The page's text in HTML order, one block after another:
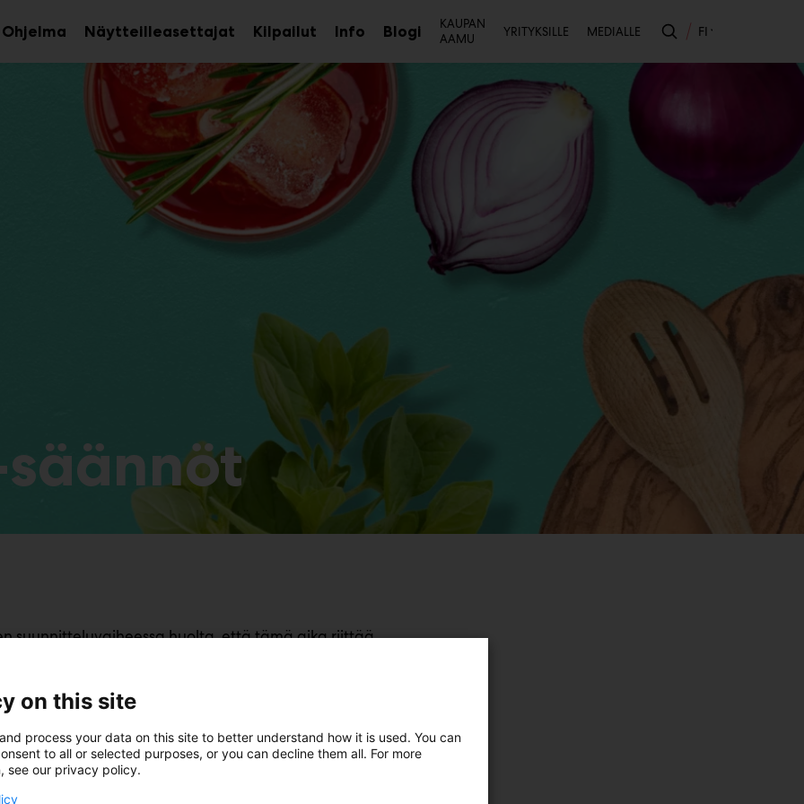
Ohjelma Näytteilleasettajat KilpailutAvaa
alavalikko
InfoAvaa
alavalikko
Blogi Toissijainen
KAUPAN
AAMU
YRITYKSILLE MEDIALLE FI
suunnitteluvaiheessa huolta, että tämä aika riittää.
ja marinaditehty.
lauantaina 25.4.2026.
luovuutta
Kisakeittiöstä löytyy tofu, öljy, voi, suola ja pippuri.
on this site
process your data on this site to better understand how it is used. You can
to all or selected purposes, or you can decline them all. For more
see our privacy policy.